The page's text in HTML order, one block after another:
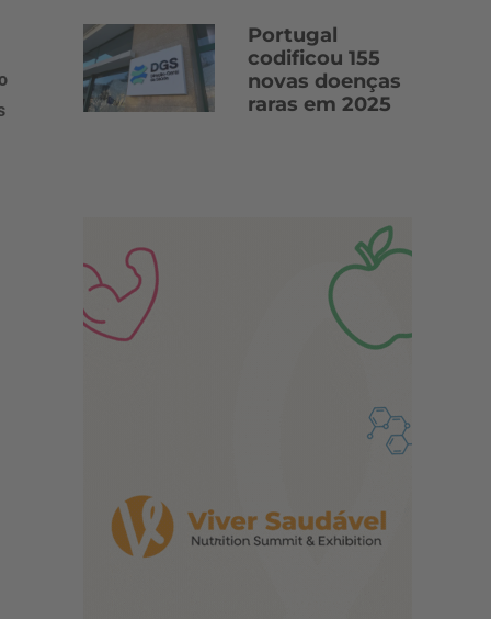
Portugal
codificou 155
novas doenças
raras em 2025